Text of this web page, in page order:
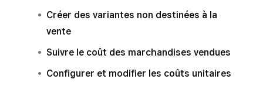
Créer des variantes non destinées à la
vente
Suivre le coût des marchandises vendues
Configurer et modifier les coûts unitaires